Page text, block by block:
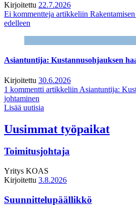
Kirjoitettu 22.7.2026
Ei kommentteja artikkeliin
edelleen
Asiantuntija: Kustannusohjauksen
Kirjoitettu 30.6.2026
1 kommentti artikkeliin Asiantuntija:
johtaminen
Lisää uutisia
Uusimmat työpaikat
Toimitusjohtaja
Yritys KOAS
Kirjoitettu 3.8.2026
Suunnittelupäällikkö